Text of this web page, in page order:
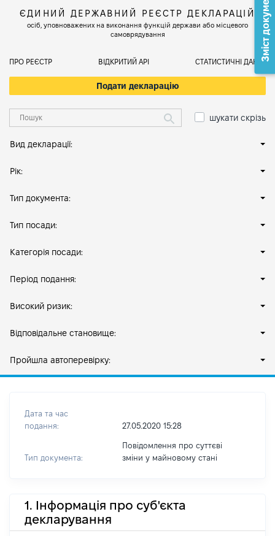
ЄДИНИЙ ДЕРЖАВНИЙ РЕЄСТР ДЕКЛАРАЦІЙ
осіб, уповноважених на виконання функцій держави або місцевого
самоврядування
ПРО РЕЄСТР ВІДКРИТИЙ АРІ СТАТИСТИЧНІ ДАНІ
Подати декларацію
шукати скрізь
Вид декларації:
Рік:
Тип документа:
Тип посади:
Категорія посади:
Період подання:
Високий ризик:
Відповідальне становище:
Пройшла автоперевірку:
Дата та час
подання:
27.05.2020 15:28
Тип документа:
Повідомлення про суттєві
зміни y майновому стані
1. Інформація про суб'єкта
декларування
Зміст документа